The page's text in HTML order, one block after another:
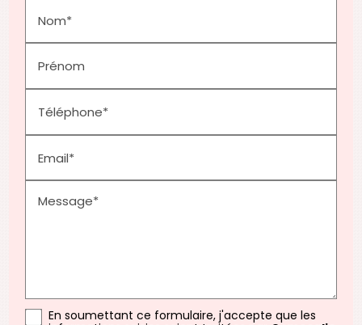
Nom*
Prénom
Téléphone*
Email*
Message*
En soumettant ce formulaire, j'accepte que les